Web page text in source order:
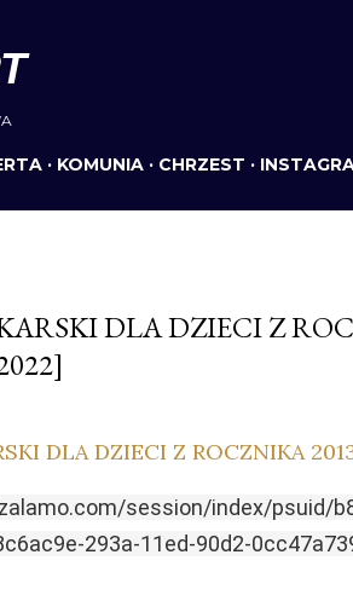
KOMUNIA CHRZEST
DLA DZIECI Z
DLA DZIECI Z ROCZNIKA
session/index/psuid/
293a-11ed-90d2-